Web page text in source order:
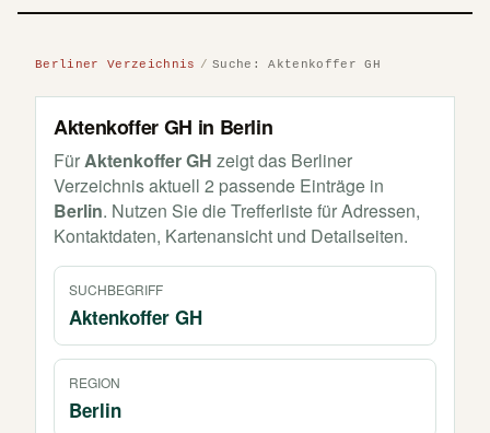
Berliner Verzeichnis Suche: Aktenkoffer GH
Aktenkoffer GH in Berlin
FürAktenkoffer GH zeigt das Berliner
Verzeichnis aktuell 2 passende Einträge in
Berlin. Nutzen Sie die Trefferliste für Adressen,
Kontaktdaten, Kartenansicht und Detailseiten.
SUCHBEGRIFF
Aktenkoffer GH
REGION
Berlin